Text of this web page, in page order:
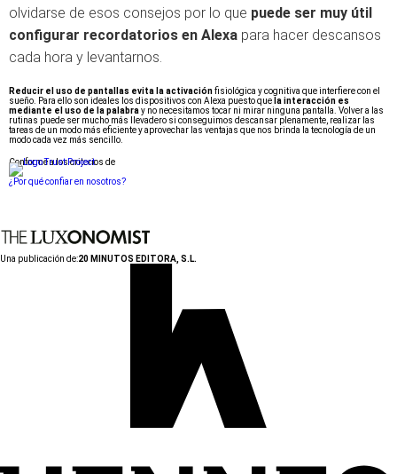
olvidarse de esos consejos por lo que puede ser muy útil
configurar recordatorios en Alexa para hacer descansos
cada hora y levantarnos.
Reducir el uso de pantallas evita la activaciónfisiológica y cognitiva que interfiere con el
sueño. Para ello son ideales los dispositivos con Alexa puesto que la interacción es
mediante el uso de la palabray no necesitamos tocar ni mirar ninguna pantalla. Volver a las
rutinas puede ser mucho más llevadero si conseguimos descansar plenamente, realizar las
tareas de un modo más eficiente y aprovechar las ventajas que nos brinda la tecnología de un
modo cada vez más sencillo.
Conforme a los criterios de
¿Por qué confiar en nosotros?
Una publicación de:20 MINUTOS EDITORA, S.L.